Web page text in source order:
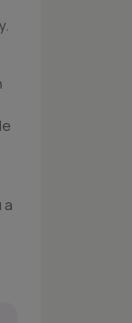
a